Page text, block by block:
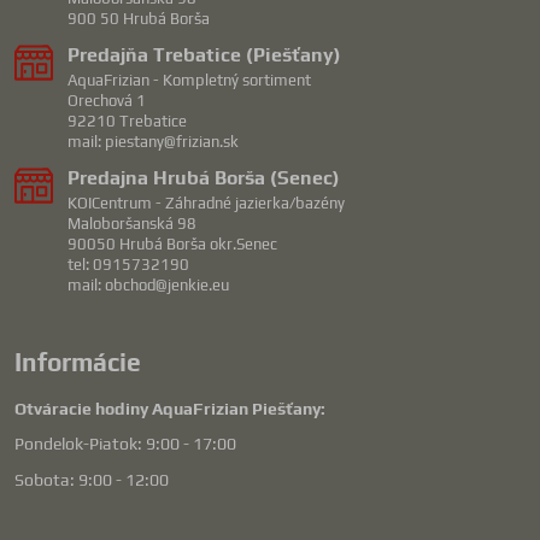
900 50 Hrubá Borša
Predajňa Trebatice (Piešťany)
AquaFrizian - Kompletný sortiment
Orechová 1
92210 Trebatice
mail: piestany@frizian.sk
Predajna Hrubá Borša (Senec)
KOICentrum - Záhradné jazierka/bazény
Maloboršanská 98
90050 Hrubá Borša okr.Senec
tel: 0915732190
mail: obchod@jenkie.eu
Informácie
Otváracie hodiny AquaFrizian Piešťany:
Pondelok-Piatok: 9:00 - 17:00
Sobota: 9:00 - 12:00